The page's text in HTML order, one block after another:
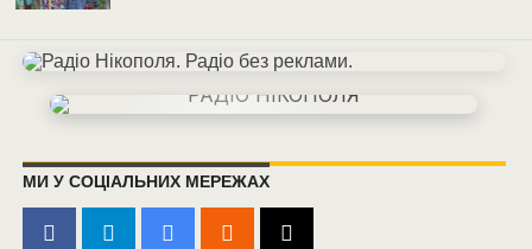
МИ У СОЦІАЛЬНИХ МЕРЕЖАХ